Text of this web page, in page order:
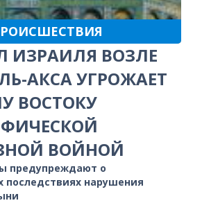
ИЗРАИЛЯ ВОЗЛЕ
АКСА УГРОЖАЕТ
ВОСТОКУ
ВОЙНОЙ
предупреждают о
последствиях нарушения